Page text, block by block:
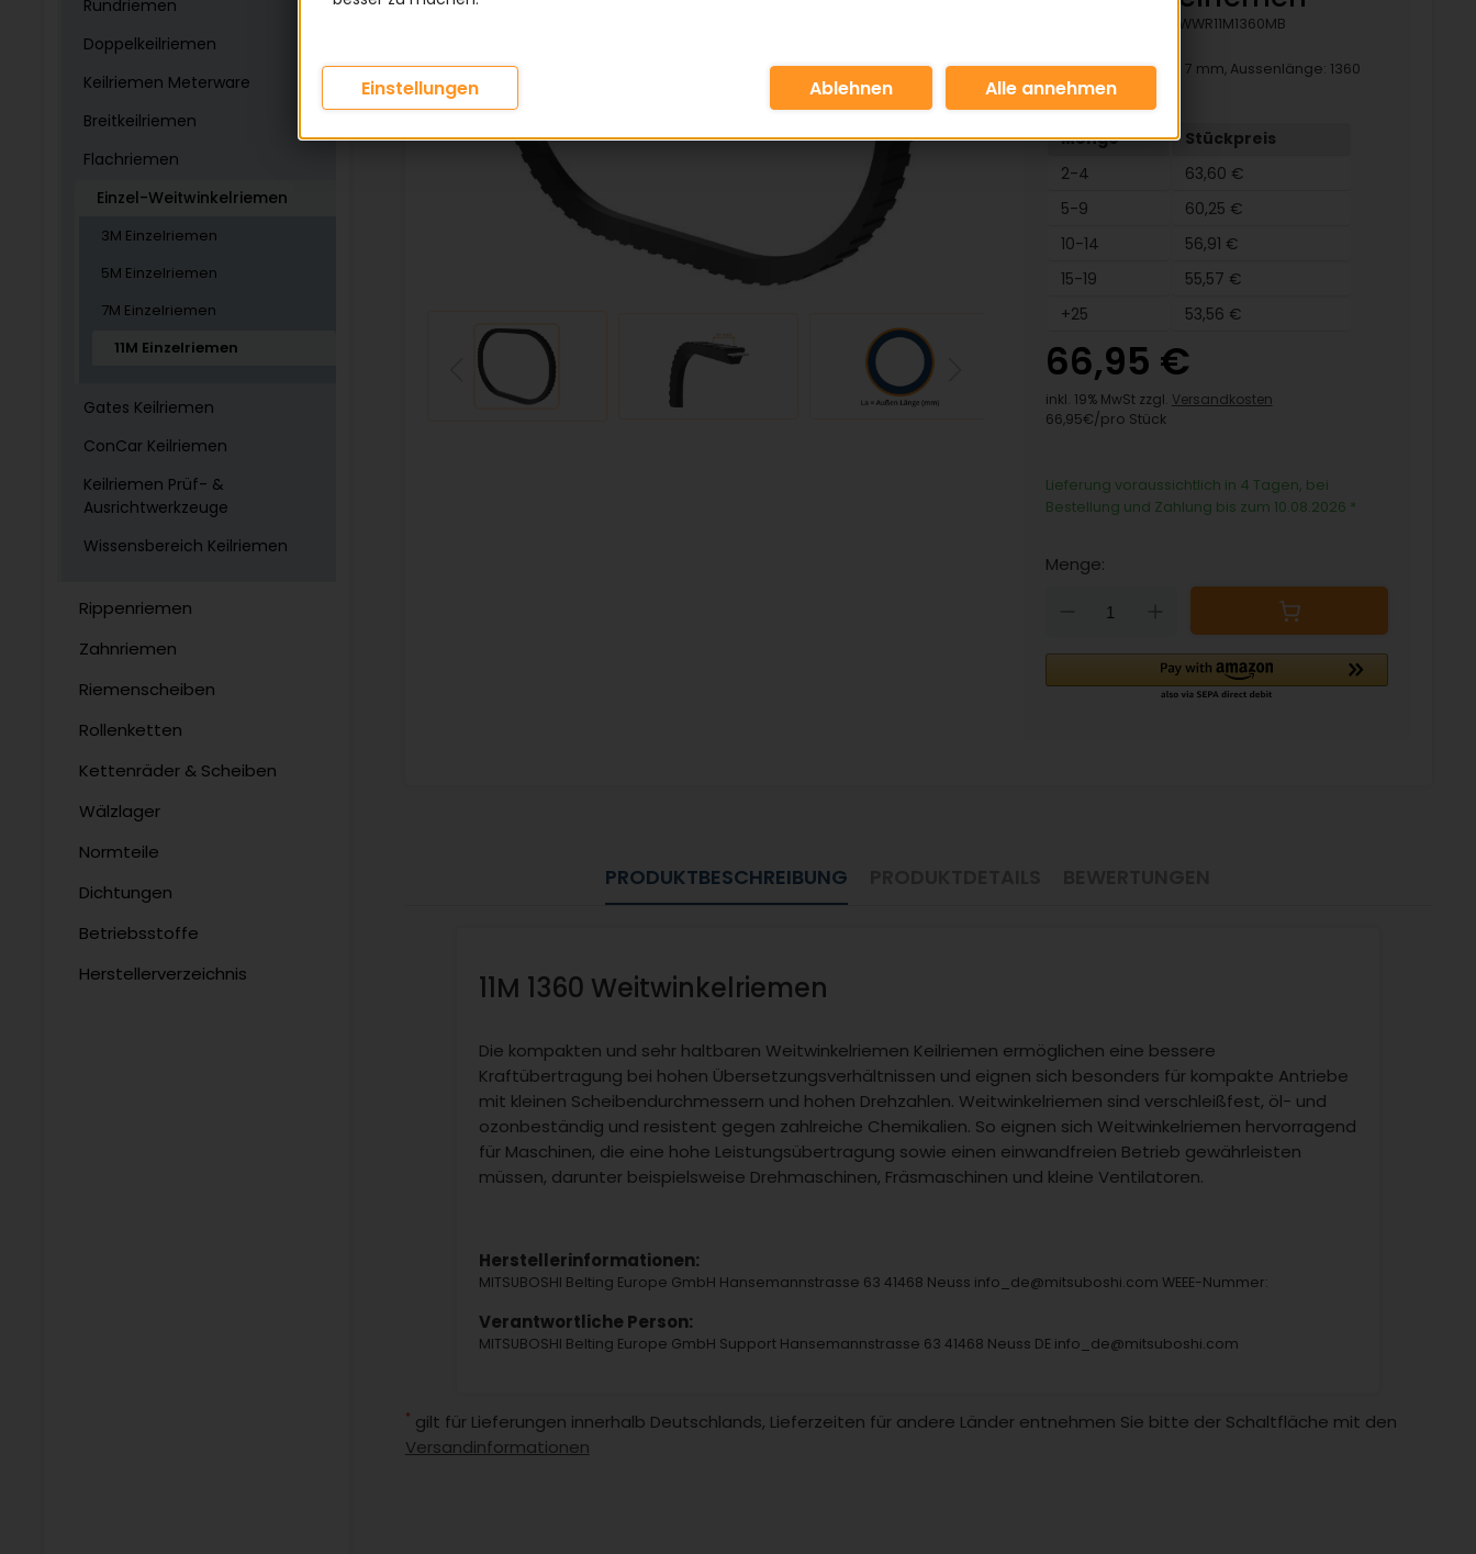
Rundriemen
Doppelkeilriemen
Keilriemen Meterware
Breitkeilriemen
Flachriemen
Einzel-Weitwinkelriemen
3M Einzelriemen
5M Einzelriemen
7M Einzelriemen
11M Einzelriemen
Gates Keilriemen
ConCar Keilriemen
Keilriemen Prüf- &
Ausrichtwerkzeuge
Wissensbereich Keilriemen
Rippenriemen
Zahnriemen
Riemenscheiben
Rollenketten
Kettenräder & Scheiben
Wälzlager
Normteile
Dichtungen
Betriebsstoffe
Herstellerverzeichnis
KWWR11M1360MB
Breite: 11 mm, Höhe: 7 mm, Aussenlänge: 1360
mm
Menge
Stückpreis
2-4
63,60 €
5-9
60,25 €
10-14
56,91 €
15-19
55,57 €
+25
53,56 €
66,95 €
inkl. 19% MwSt zzgl. Versandkosten
66,95€/pro Stück
Lieferung voraussichtlich in 4 Tagen, bei
Bestellung und Zahlung bis zum 10.08.2026 *
Menge:
Down
PRODUKTBESCHREIBUNG
11M 1360 Weitwinkelriemen
Die kompakten und sehr haltbaren Weitwinkelriemen Keilriemen ermöglichen eine bessere
Kraftübertragung bei hohen Übersetzungsverhältnissen und eignen sich besonders für kompakte Antriebe
mit kleinen Scheibendurchmessern und hohen Drehzahlen. Weitwinkelriemen sind verschleißfest, öl- und
ozonbeständig und resistent gegen zahlreiche Chemikalien. So eignen sich Weitwinkelriemen hervorragend
für Maschinen, die eine hohe Leistungsübertragung sowie einen einwandfreien Betrieb gewährleisten
müssen, darunter beispielsweise Drehmaschinen, Fräsmaschinen und kleine Ventilatoren.
Herstellerinformationen:
MITSUBOSHI Belting Europe GmbH Hansemannstrasse 63 41468 Neuss info_de@mitsuboshi.com WEEE-Nummer:
Verantwortliche Person:
MITSUBOSHI Belting Europe GmbH Support Hansemannstrasse 63 41468 Neuss DE info_de@mitsuboshi.com
* gilt für Lieferungen innerhalb Deutschlands, Lieferzeiten für andere Länder entnehmen Sie bitte der Schaltfläche mit den
Versandinformationen
Einstellungen